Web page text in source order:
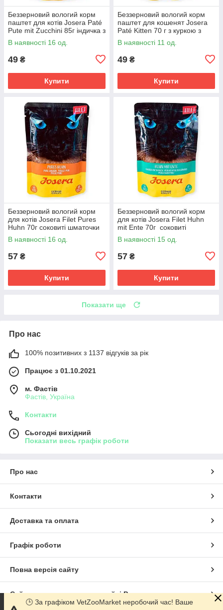
Беззерновий вологий корм
паштет для котів Josera Paté
Pute mit Zucchini 85г індичка з
цукіні, псиліумом та
лососевою олією
В наявності 16 од.
49 ₴
Купити
Беззерновий вологий корм
паштет для кошенят Josera
Paté Kitten 70 г з куркою з
лососевою олією, морквою
та псиліумом
В наявності 11 од.
49 ₴
Купити
Беззерновий вологий корм
для котів Josera Filet Pures
Huhn 70г соковиті шматочки
курки у курячому бульйоні
для дорослих котів
В наявності 16 од.
57 ₴
Купити
Беззерновий вологий корм
для котів Josera Filet Huhn
mit Ente 70г соковиті
шматочки курячого філе та
качиних сердець у бульйоні
В наявності 15 од.
57 ₴
Купити
Показати ще
Про нас
100% позитивних з 1137 відгуків за рік
Працює з 01.10.2021
м. Фастів
Фастів, Україна
Контакти
Сьогодні вихідний
Показати весь графік роботи
Про нас
Контакти
Доставка та оплата
Графік роботи
Повна версія сайту
Сайт створено на маркетплейсіProm.ua
🕒 За графіком VetZooMarket неробочий час! Ваше